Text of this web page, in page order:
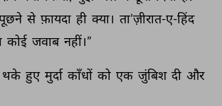
से फ़ायदा ही क्या। ता’ज़ीरात-ए-हिंद
कोई जवाब नहीं।”
थके हुए मुर्दा काँधों को एक जुंबिश दी और